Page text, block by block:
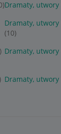
Dramaty, utwory
Dramaty,
(10)
Dramaty,
Dramaty,